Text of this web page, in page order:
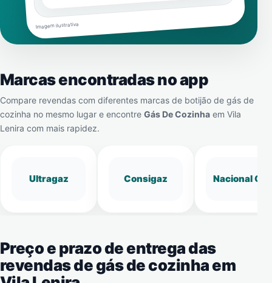
Imagem ilustrativa
Marcas encontradas no app
Compare revendas com diferentes marcas de botijão de gás de
cozinha no mesmo lugar e encontre Gás De Cozinha em Vila
Lenira com mais rapidez.
Ultragaz Consigaz Nacional Gás
Preço e prazo de entrega das
revendas de gás de cozinha em